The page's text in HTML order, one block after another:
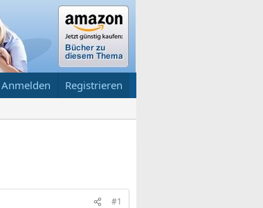
Anmelden Registrieren
#1